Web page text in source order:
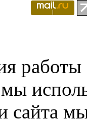
работы
мы
сайта